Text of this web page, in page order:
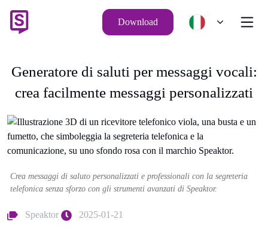
Download
Generatore di saluti per messaggi vocali:
crea facilmente messaggi personalizzati
Crea messaggi di saluto personalizzati e professionali con la segreteria
telefonica senza sforzo con gli strumenti avanzati di Speaktor.
Speaktor 2025-01-21